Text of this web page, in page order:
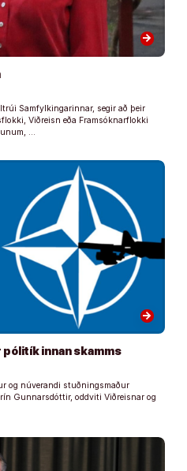
arrow_forward
Samfylkingarinnar, segir að þeir
Viðreisn eða Framsóknarflokki
…
arrow_forward
innan skamms
og núverandi stuðningsmaður
Gunnarsdóttir, oddviti Viðreisnar og